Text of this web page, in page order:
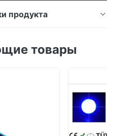
продукта
разницы в ИС3020
ИС3020 также с данными
котор...
товары